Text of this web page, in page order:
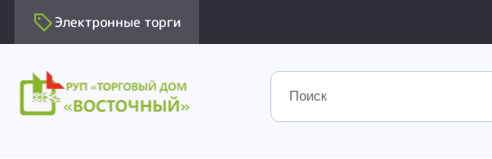
Электронные торги